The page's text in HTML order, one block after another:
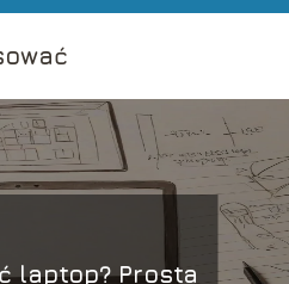
laptop? Prosta